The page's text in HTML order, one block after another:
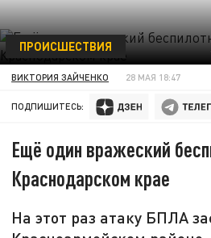
ПРОИСШЕСТВИЯ
ВИКТОРИЯ ЗАЙЧЕНКО 28 МАЯ 18:47
ПОДПИШИТЕСЬ:
Ещё один вражеский
Краснодарском крае
На этот раз атаку БПЛА